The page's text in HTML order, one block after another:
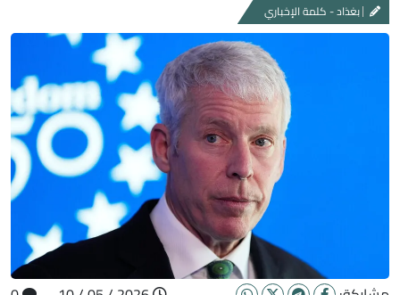
بغذاد - كلمة الإخباري